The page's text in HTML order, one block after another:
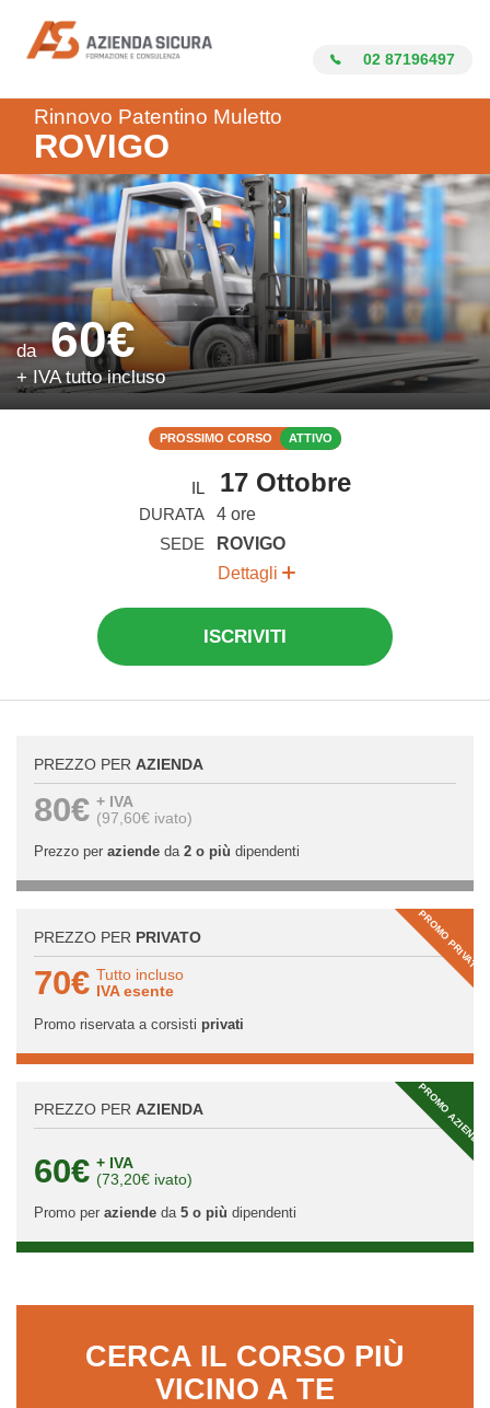
02 87196497
Azienda Sicura
Rinnovo Patentino Muletto
ROVIGO
da60€
+ IVA tutto incluso
PROSSIMO CORSO ATTIVO
IL 17 Ottobre
DURATA
4 ore
SEDE
ROVIGO
Dettagli
ISCRIVITI
PREZZO PER AZIENDA
80€ + IVA
(97,60€ ivato)
Prezzo per aziendeda 2 o più dipendenti
PROMO PRIVATI
PREZZO PER PRIVATO
70€ Tutto incluso
IVA esente
Promo riservata a corsisti privati
PROMO AZIENDA
PREZZO PER AZIENDA
60€ + IVA
(73,20€ ivato)
Promo per aziendeda 5 o più dipendenti
CERCA IL CORSO PIÙ
VICINO A TE